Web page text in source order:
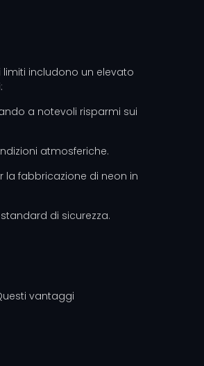
includono un elevato
a notevoli risparmi sui
atmosferiche.
la fabbricazione di neon in
di sicurezza.
vantaggi